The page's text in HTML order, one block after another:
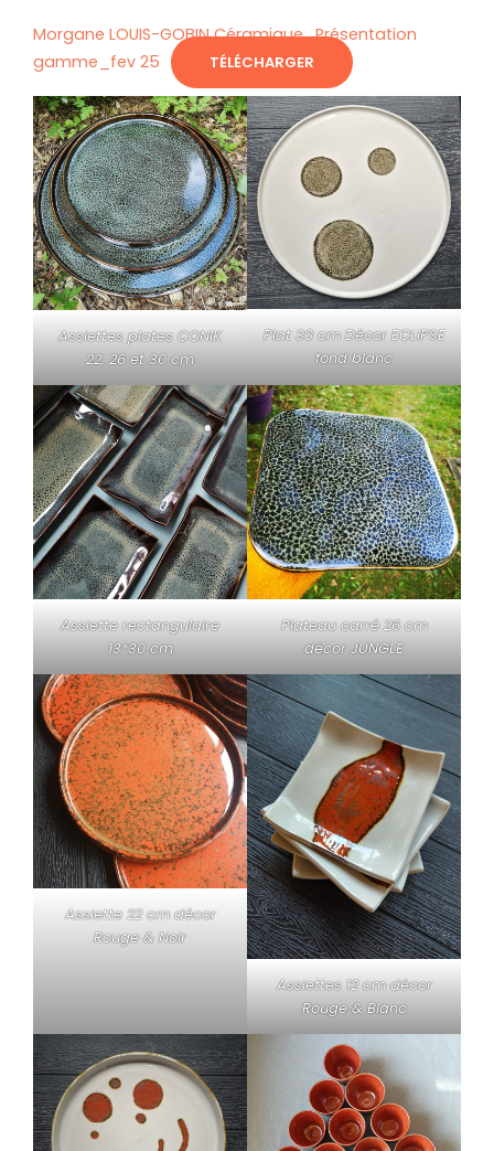
Morgane LOUIS-GOBIN Céramique_Présentation
gamme_fev 25
TÉLÉCHARGER
Assiettes plates CONIK
22, 26 et 30 cm
Plat 30 cm Décor ECLIPSE
fond blanc
Assiette rectangulaire
13*30 cm
Plateau carré 26 cm
décor JUNGLE
Assiette 22 cm décor
Rouge & Noir
Assiettes 12 cm décor
Rouge & Blanc